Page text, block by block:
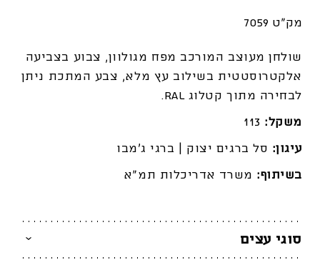
מק"ט 7059
שולחן מעוצב המורכב מפח מגולוון, צבוע בצביעה
אלקטרוסטטית בשילוב עץ מלא, צבע המתכת ניתן
לבחירה מתוך קטלוג RAL.
משקל: 113
עיגון: סל ברגים יצוק | ברגי ג'מבו
בשיתוף: משרד אדריכלות תמ"א
סוגי עצים